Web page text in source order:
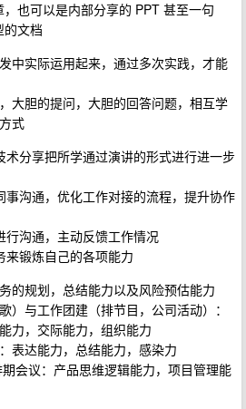
也可以是内部分享的 PPT 甚至一句
的文档
中实际运用起来，通过多次实践，才能
大胆的提问，大胆的回答问题，相互学
式
术分享把所学通过演讲的形式进行进一步
事沟通，优化工作对接的流程，提升协作
行沟通，主动反馈工作情况
锻炼自己的各项能力
的规划，总结能力以及风险预估能力
）与工作团建（排节目，公司活动）：
力，交际能力，组织能力
表达能力，总结能力，感染力
会议：产品思维逻辑能力，项目管理能